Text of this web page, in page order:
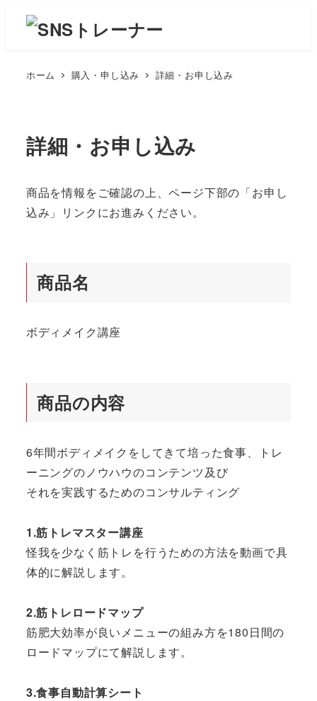
ホーム 購入・申し込み 詳細・お申し込み
詳細・お申し込み
商品を情報をご確認の上、ページ下部の「お申し
込み」リンクにお進みください。
商品名
ボディメイク講座
商品の内容
6年間ボディメイクをしてきて培った食事、トレ
ーニングのノウハウのコンテンツ及び
それを実践するためのコンサルティング
1.筋トレマスター講座
怪我を少なく筋トレを行うための方法を動画で具
体的に解説します。
2.筋トレロードマップ
筋肥大効率が良いメニューの組み方を180日間の
ロードマップにて解説します。
3.食事自動計算シート